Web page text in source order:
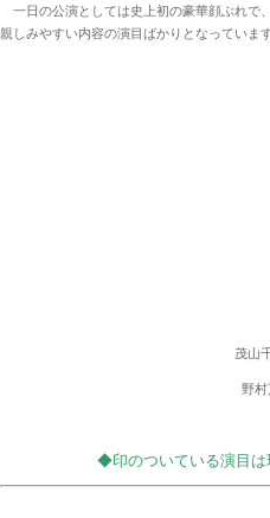
一日の公演としては史上初の豪華顔ぶれで
親しみやすい内容の演目ばかりとなっています
茂山
野
◆印のついている演目は